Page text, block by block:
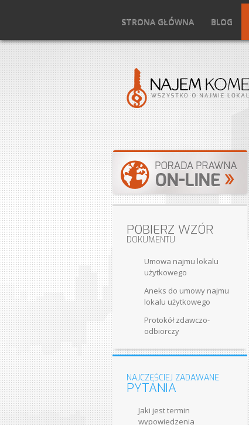
STRONA GŁÓWNA BLOG
POBIERZ WZÓR
DOKUMENTU
Umowa najmu lokalu
użytkowego
Aneks do umowy najmu
lokalu użytkowego
Protokół zdawczo-​
odbiorczy
NAJCZĘŚCIEJ ZADAWANE
PYTANIA
Jaki jest termin
wypowiedzenia